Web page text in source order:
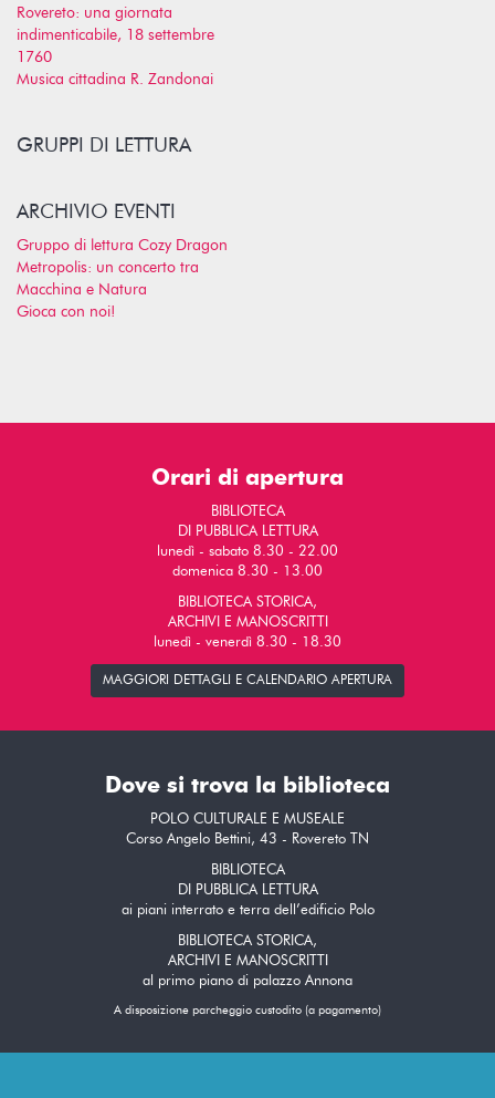
Rovereto: una giornata
indimenticabile, 18 settembre
1760
Musica cittadina R. Zandonai
GRUPPI DI LETTURA
ARCHIVIO EVENTI
Gruppo di lettura Cozy Dragon
Metropolis: un concerto tra
Macchina e Natura
Gioca con noi!
Orari di apertura
BIBLIOTECA
DI PUBBLICA LETTURA
lunedì - sabato 8.30 - 22.00
domenica 8.30 - 13.00
BIBLIOTECA STORICA,
ARCHIVI E MANOSCRITTI
lunedì - venerdì 8.30 - 18.30
MAGGIORI DETTAGLI E CALENDARIO APERTURA
Dove si trova la biblioteca
POLO CULTURALE E MUSEALE
Corso Angelo Bettini, 43 - Rovereto TN
BIBLIOTECA
DI PUBBLICA LETTURA
ai piani interrato e terra dell’edificio Polo
BIBLIOTECA STORICA,
ARCHIVI E MANOSCRITTI
al primo piano di palazzo Annona
A disposizione parcheggio custodito (a pagamento)